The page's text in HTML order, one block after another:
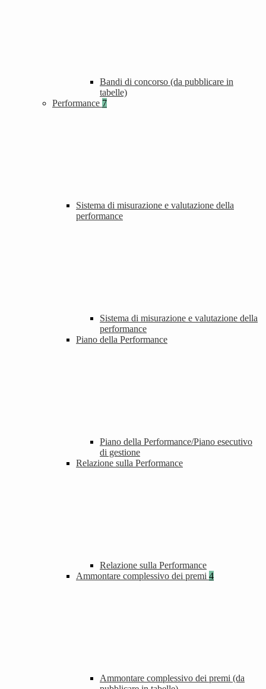
Bandi di concorso (da pubblicare in
tabelle)
Performance 7
Sistema di misurazione e valutazione della
performance
Sistema di misurazione e valutazione della
performance
Piano della Performance
Piano della Performance/Piano esecutivo
di gestione
Relazione sulla Performance
Relazione sulla Performance
Ammontare complessivo dei premi 4
Ammontare complessivo dei premi (da